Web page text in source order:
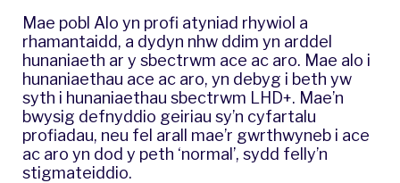
Mae pobl Alo yn profi atyniad rhywiol a
rhamantaidd, a dydyn nhw ddim yn arddel
hunaniaeth ar y sbectrwm ace ac aro. Mae alo i
hunaniaethau ace ac aro, yn debyg i beth yw
syth i hunaniaethau sbectrwm LHD+. Mae’n
bwysig defnyddio geiriau sy’n cyfartalu
profiadau, neu fel arall mae’r gwrthwyneb i ace
ac aro yn dod y peth ‘normal’, sydd felly’n
stigmateiddio.